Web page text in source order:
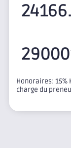
Honoraires: 15%
charge du